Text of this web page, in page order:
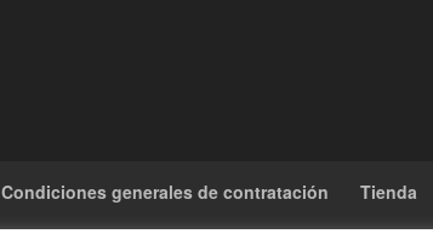
Condiciones generales de contratación Tienda